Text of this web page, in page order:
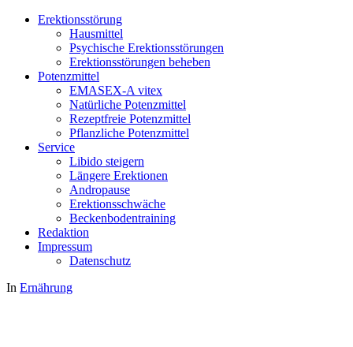
Erektionsstörung
Hausmittel
Psychische Erektionsstörungen
Erektionsstörungen beheben
Potenzmittel
EMASEX-A vitex
Natürliche Potenzmittel
Rezeptfreie Potenzmittel
Pflanzliche Potenzmittel
Service
Libido steigern
Längere Erektionen
Andropause
Erektionsschwäche
Beckenbodentraining
Redaktion
Impressum
Datenschutz
In Ernährung